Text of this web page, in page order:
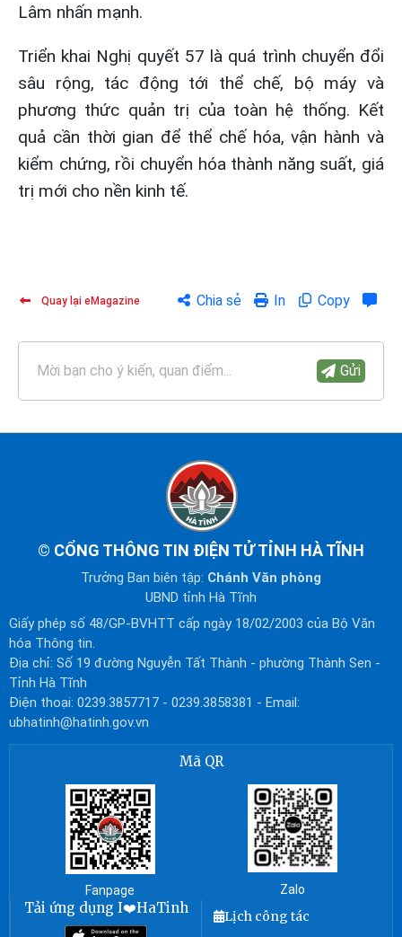
Lâm nhấn mạnh.
Triển khai Nghị quyết 57 là quá trình chuyển đổi
sâu rộng, tác động tới thể chế, bộ máy và
phương thức quản trị của toàn hệ thống. Kết
quả cần thời gian để thể chế hóa, vận hành và
kiểm chứng, rồi chuyển hóa thành năng suất, giá
trị mới cho nền kinh tế.
Quay lại eMagazine Chia sẻ In Copy
Mời bạn cho ý kiến, quan điểm... Gửi
© CỔNG THÔNG TIN ĐIỆN TỬ TỈNH HÀ TĨNH
Trưởng Ban biên tập: Chánh Văn phòng
UBND tỉnh Hà Tĩnh
Giấy phép số 48/GP-BVHTT cấp ngày 18/02/2003 của Bộ Văn
hóa Thông tin.
Địa chỉ: Số 19 đường Nguyễn Tất Thành - phường Thành Sen -
Tỉnh Hà Tĩnh
Điện thoại: 0239.3857717 - 0239.3858381 - Email:
ubhatinh@hatinh.gov.vn
Mã QR
Fanpage Zalo
Tải ứng dụng I❤️HaTinh Lịch công tác